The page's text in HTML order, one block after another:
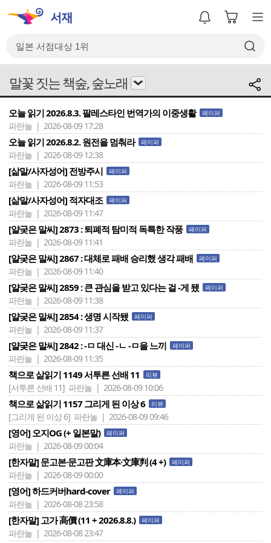
말꽃 짓는 책숲, 숲노래
오늘 읽기 2026.8.3. 팔레스타인 번역가의 이중생활 페이퍼
파란놀 | 2026-08-09 17:28
오늘 읽기 2026.8.2. 원전을 멈춰라 페이퍼
파란놀 | 2026-08-09 12:38
[삶말/사자성어] 전방주시 페이퍼
파란놀 | 2026-08-09 11:53
[삶말/사자성어] 적자대조 페이퍼
파란놀 | 2026-08-09 11:47
[얄궂은 말씨] 2873 : 퇴폐적 탐미적 독특한 작풍 페이퍼
파란놀 | 2026-08-09 11:41
[얄궂은 말씨] 2867 : 대체로 패배 승리했 생각 패배 페이퍼
파란놀 | 2026-08-09 11:40
[얄궂은 말씨] 2859 : 큰 관심을 받고 있다는 걸 -게 됐 페이퍼
파란놀 | 2026-08-09 11:38
[얄궂은 말씨] 2854 : 생명 시작됐 페이퍼
파란놀 | 2026-08-09 11:37
[얄궂은 말씨] 2842 : -ㅁ 대신 -ㄴ -ㅁ을 느끼 페이퍼
파란놀 | 2026-08-09 11:35
책으로 삶읽기 1149 서투른 선배 11 리뷰
[서투른 선배 11] 파란놀 | 2026-08-09 10:06
책으로 삶읽기 1157 그리게 된 이상 6 리뷰
[그리게 된 이상 6] 파란놀 | 2026-08-09 09:46
[영어] 오지OG (+ 일본말) 페이퍼
파란놀 | 2026-08-09 00:04
[한자말] 문고본·문고판 文庫本·文庫判 (4 +) 페이퍼
파란놀 | 2026-08-09 00:00
[영어] 하드커버hard-cover 페이퍼
파란놀 | 2026-08-08 23:58
[한자말] 고가 高價 (11 + 2026.8.8.) 페이퍼
파란놀 | 2026-08-08 23:47